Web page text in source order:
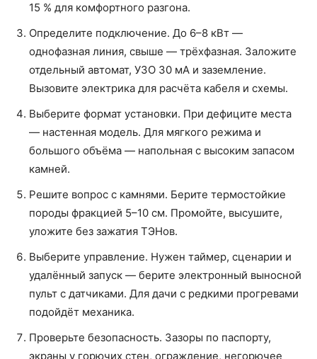
15 % для комфортного разгона.
Определите подключение. До 6–8 кВт —
однофазная линия, свыше — трёхфазная. Заложите
отдельный автомат, УЗО 30 мА и заземление.
Вызовите электрика для расчёта кабеля и схемы.
Выберите формат установки. При дефиците места
— настенная модель. Для мягкого режима и
большого объёма — напольная с высоким запасом
камней.
Решите вопрос с камнями. Берите термостойкие
породы фракцией 5–10 см. Промойте, высушите,
уложите без зажатия ТЭНов.
Выберите управление. Нужен таймер, сценарии и
удалённый запуск — берите электронный выносной
пульт с датчиками. Для дачи с редкими прогревами
подойдёт механика.
Проверьте безопасность. Зазоры по паспорту,
экраны у горючих стен, ограждение, негорючее